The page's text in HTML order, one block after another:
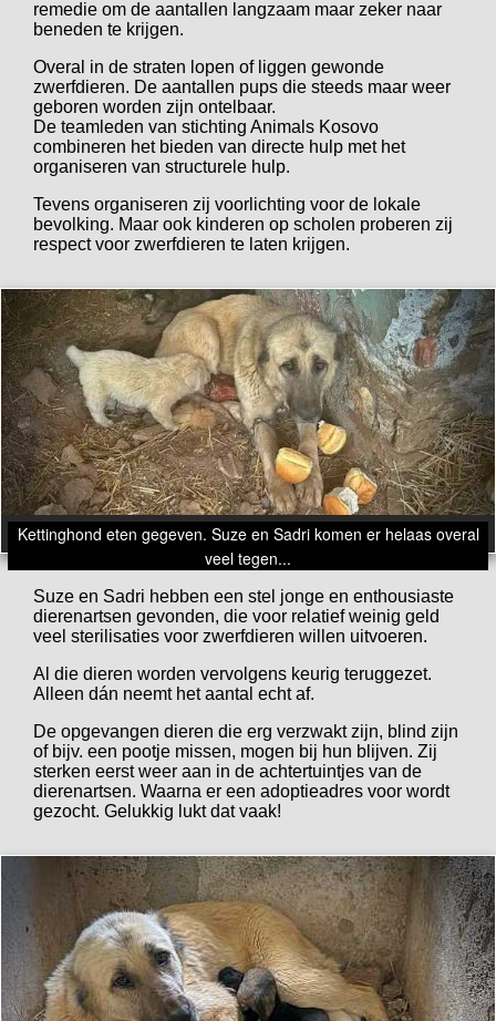
remedie om de aantallen langzaam maar zeker naar
beneden te krijgen.
Overal in de straten lopen of liggen gewonde
zwerfdieren. De aantallen pups die steeds maar weer
geboren worden zijn ontelbaar.
De teamleden van stichting Animals Kosovo
combineren het bieden van directe hulp met het
organiseren van structurele hulp.
Tevens organiseren zij voorlichting voor de lokale
bevolking. Maar ook kinderen op scholen proberen zij
respect voor zwerfdieren te laten krijgen.
Kettinghond eten gegeven. Suze en Sadri komen er helaas overal
veel tegen...
Suze en Sadri hebben een stel jonge en enthousiaste
dierenartsen gevonden, die voor relatief weinig geld
veel sterilisaties voor zwerfdieren willen uitvoeren.
Al die dieren worden vervolgens keurig teruggezet.
Alleen dán neemt het aantal echt af.
De opgevangen dieren die erg verzwakt zijn, blind zijn
of bijv. een pootje missen, mogen bij hun blijven. Zij
sterken eerst weer aan in de achtertuintjes van de
dierenartsen. Waarna er een adoptieadres voor wordt
gezocht. Gelukkig lukt dat vaak!